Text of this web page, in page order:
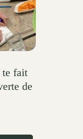
te fait
de